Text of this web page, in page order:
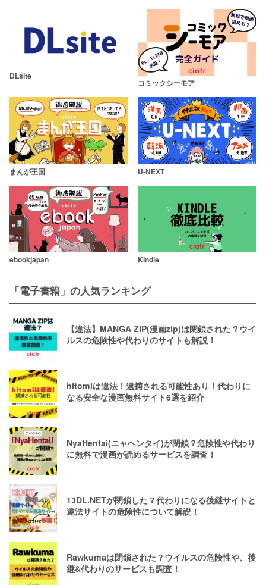
DLsite
コミックシーモア
まんが王国 U-NEXT
ebookjapan Kindle
「電子書籍」の人気ランキング
【違法】MANGA ZIP(漫画zip)は閉鎖された？ウイ
ルスの危険性や代わりのサイトも解説！
hitomiは違法！逮捕される可能性あり！代わりに
なる安全な漫画無料サイト6選を紹介
NyaHentai(ニャヘンタイ)が閉鎖？危険性や代わり
に無料で漫画が読めるサービスを調査！
13DL.NETが閉鎖した？代わりになる後継サイトと
違法サイトの危険性について解説！
Rawkumaは閉鎖された？ウイルスの危険性や、後
継&代わりのサービスも調査！